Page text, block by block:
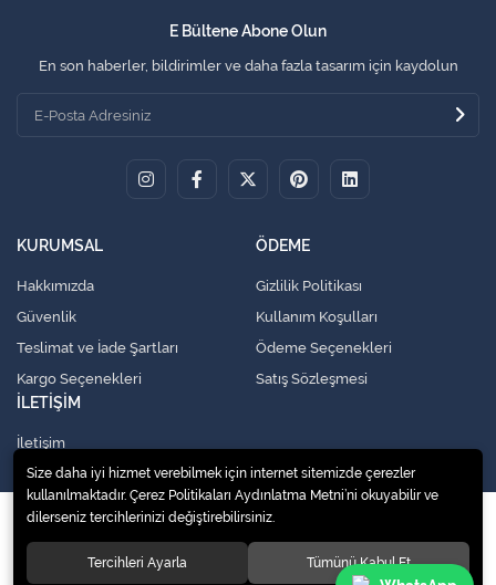
E Bültene Abone Olun
En son haberler, bildirimler ve daha fazla tasarım için kaydolun
KURUMSAL
Hakkımızda
Güvenlik
Teslimat ve İade Şartları
Kargo Seçenekleri
ÖDEME
Gizlilik Politikası
Kullanım Koşulları
Ödeme Seçenekleri
Satış Sözleşmesi
İLETİŞİM
İletişim
© 2020Küresel Soğutma Sistemleri Yedek Parça San. Ve Tic. Ltd. Şti.
Size daha iyi hizmet verebilmek için internet sitemizde çerezler
kullanılmaktadır. Çerez Politikaları Aydınlatma Metni’ni okuyabilir ve
dilerseniz tercihlerinizi değiştirebilirsiniz.
Tercihleri Ayarla Tümünü Kabul Et